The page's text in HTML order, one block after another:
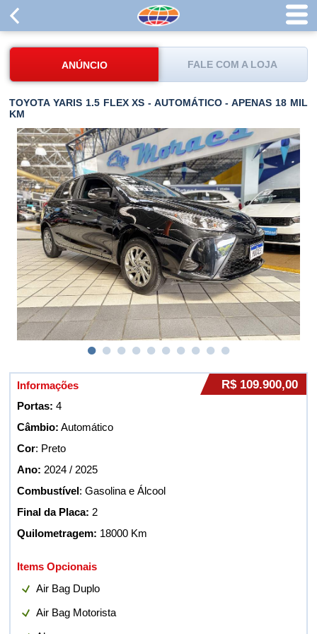
ANÚNCIO FALE COM A LOJA
TOYOTA YARIS 1.5 FLEX XS - AUTOMÁTICO - APENAS 18 MIL
KM
Informações R$ 109.900,00
Portas: 4
Câmbio: Automático
Cor: Preto
Ano: 2024 / 2025
Combustível: Gasolina e Álcool
Final da Placa: 2
Quilometragem: 18000 Km
Items Opcionais
Air Bag Duplo
Air Bag Motorista